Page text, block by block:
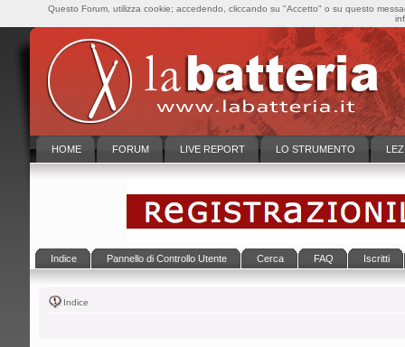
HOME FORUM LIVE REPORT LO STRUMENTO
Indice Pannello di Controllo Utente Cerca FAQ Iscritti
Indice
Questo Forum, utilizza cookie; accedendo, cliccando su "Accetto" o su questo